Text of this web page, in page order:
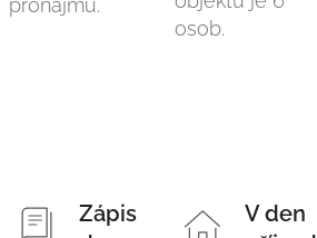
pronájmu.
osob.
Zápis
V den